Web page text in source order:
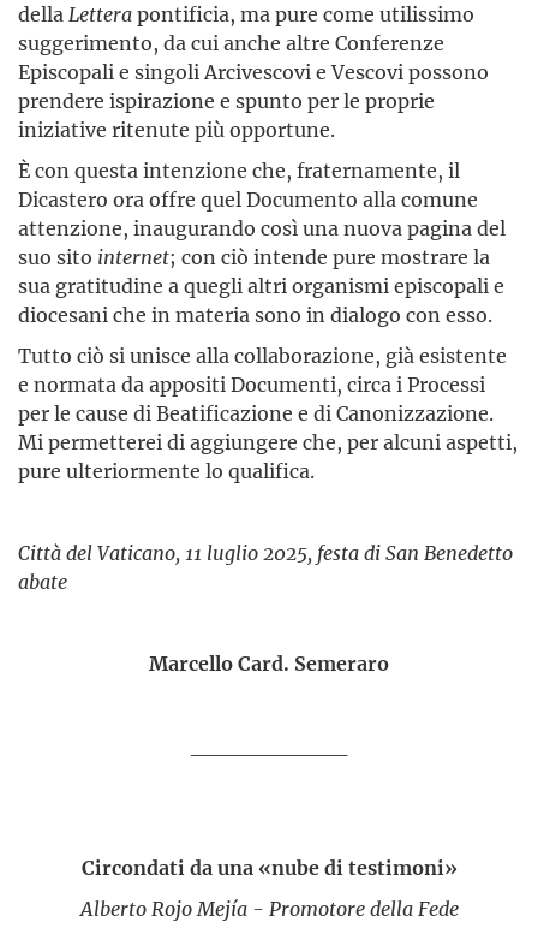
dellaLetterapontificia, ma pure come utilissimo
suggerimento, da cui anche altre Conferenze
Episcopali e singoli Arcivescovi e Vescovi possono
prendere ispirazione e spunto per le proprie
iniziative ritenute più opportune.
È con questa intenzione che, fraternamente, il
Dicastero ora offre quel Documento alla comune
attenzione, inaugurando così una nuova pagina del
suo sito internet; con ciò intende pure mostrare la
sua gratitudine a quegli altri organismi episcopali e
diocesani che in materia sono in dialogo con esso.
Tutto ciò si unisce alla collaborazione, già esistente
e normata da appositi Documenti, circa i Processi
per le cause di Beatificazione e di Canonizzazione.
Mi permetterei di aggiungere che, per alcuni aspetti,
pure ulteriormente lo qualifica.
Città del Vaticano, 11 luglio 2025, festa di San Benedetto
abate
Marcello Card. Semeraro
Circondati da una «nube di testimoni»
Alberto Rojo Mejía - Promotore della Fede